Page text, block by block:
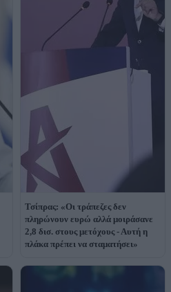
Τσίπρας: «Οι τράπεζες δεν
πληρώνουν ευρώ αλλά μοιράσανε
2,8 δισ. στους μετόχους - Αυτή η
πλάκα πρέπει να σταματήσει»